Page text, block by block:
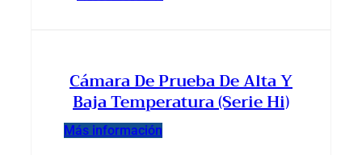
Cámara De Prueba De Alta Y
Baja Temperatura (serie Hi)
Más información